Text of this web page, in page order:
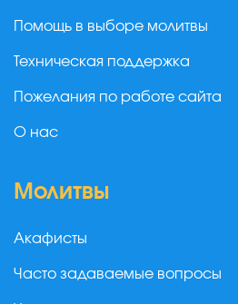
Помощь в выборе молитвы
Техническая поддержка
Пожелания по работе сайта
О нас
Молитвы
Акафисты
Часто задаваемые вопросы